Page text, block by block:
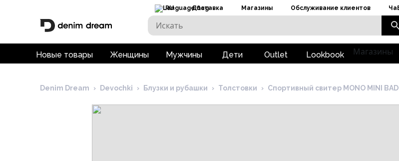
RU Доставка Магазины Обслуживание клиентов
Новые товары Женщины Мужчины Дети Outlet Lookbook Магазины
Denim Dream › Devochki › Блузки и рубашки › Толстовки › Cпортивный свитер MONO MINI